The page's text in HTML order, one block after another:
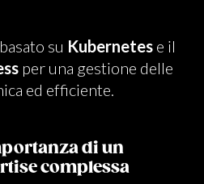
su Kubernetes e il
per una gestione delle
ed efficiente.
di un
complessa